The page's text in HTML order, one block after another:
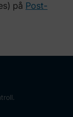
på Post-